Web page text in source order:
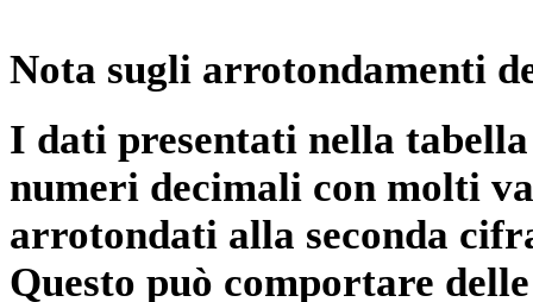
Nota sugli arrotondamenti
I dati presentati nella
numeri decimali con molti
arrotondati alla seconda
Questo può comportare